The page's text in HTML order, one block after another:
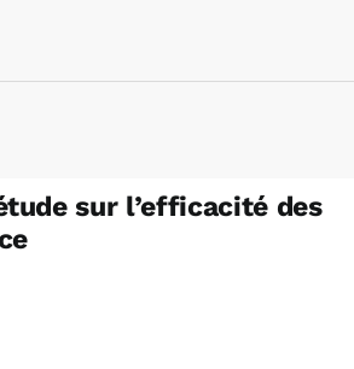
sur l’efficacité des